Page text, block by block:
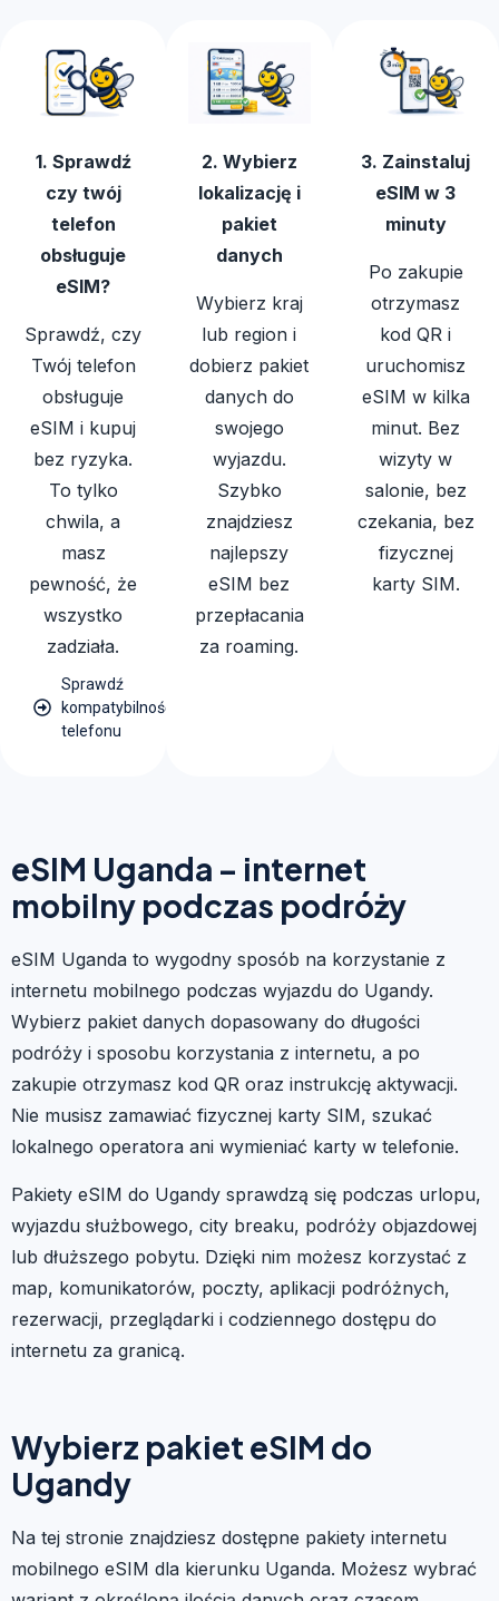
1. Sprawdź
czy twój
telefon
obsługuje
eSIM?
Sprawdź, czy
Twój telefon
obsługuje
eSIM i kupuj
bez ryzyka.
To tylko
chwila, a
masz
pewność, że
wszystko
zadziała.
Sprawdź
kompatybilność
telefonu
2. Wybierz
lokalizację i
pakiet
danych
Wybierz kraj
lub region i
dobierz pakiet
danych do
swojego
wyjazdu.
Szybko
znajdziesz
najlepszy
eSIM bez
przepłacania
za roaming.
3. Zainstaluj
eSIM w 3
minuty
Po zakupie
otrzymasz
kod QR i
uruchomisz
eSIM w kilka
minut. Bez
wizyty w
salonie, bez
czekania, bez
fizycznej
karty SIM.
eSIM Uganda – internet
mobilny podczas podróży
eSIM Uganda to wygodny sposób na korzystanie z
internetu mobilnego podczas wyjazdu do Ugandy.
Wybierz pakiet danych dopasowany do długości
podróży i sposobu korzystania z internetu, a po
zakupie otrzymasz kod QR oraz instrukcję aktywacji.
Nie musisz zamawiać fizycznej karty SIM, szukać
lokalnego operatora ani wymieniać karty w telefonie.
Pakiety eSIM do Ugandy sprawdzą się podczas urlopu,
wyjazdu służbowego, city breaku, podróży objazdowej
lub dłuższego pobytu. Dzięki nim możesz korzystać z
map, komunikatorów, poczty, aplikacji podróżnych,
rezerwacji, przeglądarki i codziennego dostępu do
internetu za granicą.
Wybierz pakiet eSIM do
Ugandy
Na tej stronie znajdziesz dostępne pakiety internetu
mobilnego eSIM dla kierunku Uganda. Możesz wybrać